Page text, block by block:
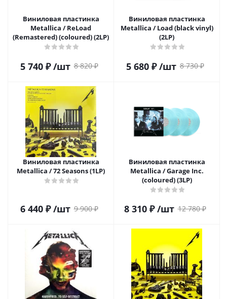
Виниловая пластинка
Metallica / ReLoad
(Remastered) (coloured) (2LP)
5 740₽ /шт 8 820₽
Виниловая пластинка
Metallica / Load (black vinyl)
(2LP)
5 680₽ /шт 8 730₽
Виниловая пластинка
Metallica / 72 Seasons (1LP)
6 440₽ /шт 9 900₽
Виниловая пластинка
Metallica / Garage Inc.
(coloured) (3LP)
8 310₽ /шт 12 780₽